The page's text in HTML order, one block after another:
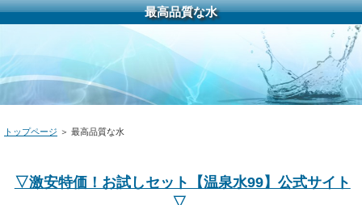
最高品質な水
トップページ ＞ 最高品質な水
▽激安特価！お試しセット【温泉水99】公式サイト